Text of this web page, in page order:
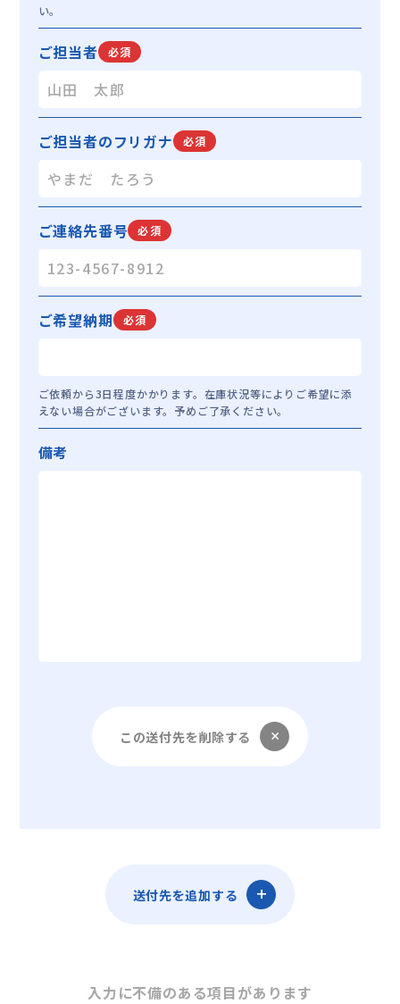
本ポリシーの内容を適宜見直し、その改善に努
めます。
い。
ご担当者 必須
ご担当者のフリガナ 必須
ご連絡先番号 必須
ご希望納期 必須
ご依頼から3日程度かかります。在庫状況等によりご希望に添
えない場合がございます。予めご了承ください。
備考
この送付先を削除する
送付先を追加する
入力に不備のある項目があります